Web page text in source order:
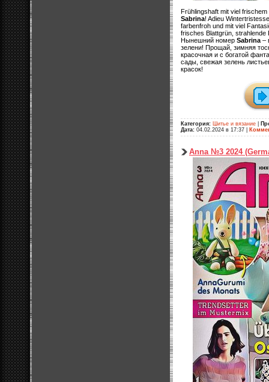
Frühlingshaft mit viel
Sabrina! Adieu
farbenfroh und mit viel
frisches Blattgrün, strahlende
Нынешний номер Sabrina –
зелени! Прощай, зимняя
красочная и с богатой
сады, свежая зелень
красок!
Категория: Шитье и вязание
Дата: 04.02.2024 в 17:37
Anna №3 2024